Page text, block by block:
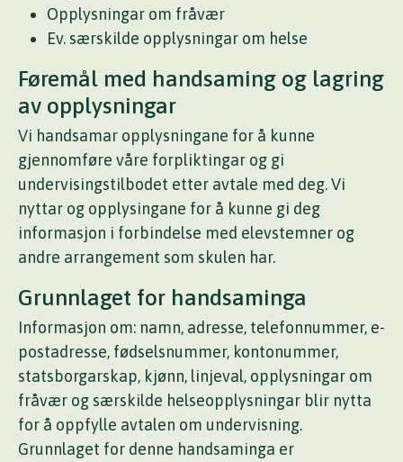
Opplysningar om fråvær
Ev. særskilde opplysningar om helse
Føremål med handsaming og lagring
av opplysningar
Vi handsamar opplysningane for å kunne
gjennomføre våre forpliktingar og gi
undervisingstilbodet etter avtale med deg. Vi
nyttar og opplysingane for å kunne gi deg
informasjon i forbindelse med elevstemner og
andre arrangement som skulen har.
Grunnlaget for handsaminga
Informasjon om: namn, adresse, telefonnummer, e-
postadresse, fødselsnummer, kontonummer,
statsborgarskap, kjønn, linjeval, opplysningar om
fråvær og særskilde helseopplysningar blir nytta
for å oppfylle avtalen om undervisning.
Grunnlaget for denne handsaminga er